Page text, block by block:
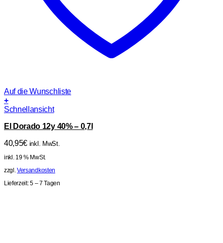
Auf die Wunschliste
+
Schnellansicht
El Dorado 12y 40% – 0,7l
40,95€ inkl. MwSt.
inkl. 19 % MwSt.
zzgl.Versandkosten
Lieferzeit:5 – 7 Tagen